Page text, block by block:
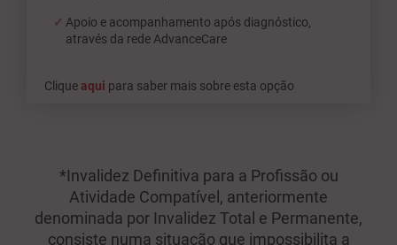
Apoio e acompanhamento após diagnóstico,
através da rede AdvanceCare
Cliqueaqui para saber mais sobre esta opção
*Invalidez Definitiva para a Profissão ou
Atividade Compatível, anteriormente
denominada por Invalidez Total e Permanente,
consiste numa situação que impossibilita a